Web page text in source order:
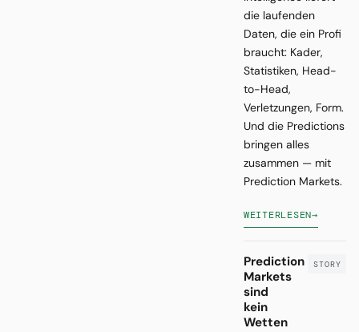
die laufenden
Daten, die ein Profi
braucht: Kader,
Statistiken, Head-
to-Head,
Verletzungen, Form.
Und die Predictions
bringen alles
zusammen — mit
Prediction Markets.
WEITERLESEN→
Prediction
Markets
sind
kein
Wetten